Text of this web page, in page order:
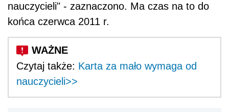
nauczycieli" - zaznaczono. Ma czas na to do
końca czerwca 2011 r.
Czytaj także: Karta za mało wymaga od
nauczycieli>>